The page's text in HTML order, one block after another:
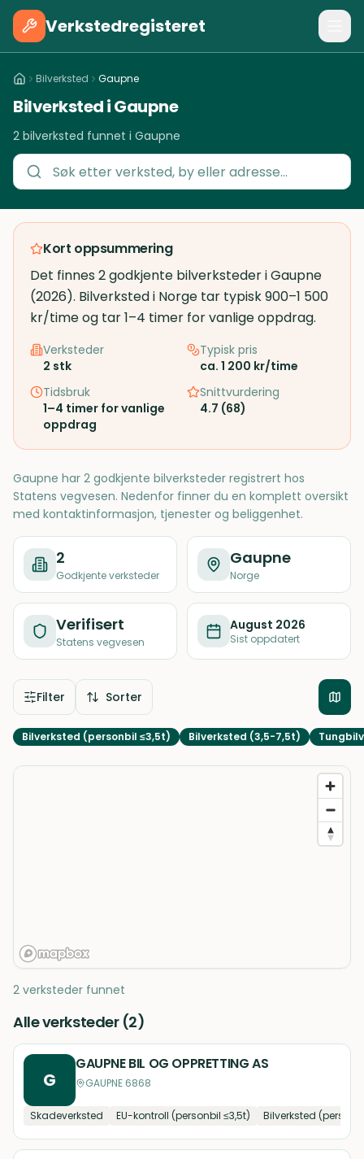
Verkstedregisteret
Bilverksted Gaupne
Bilverksted i Gaupne
2 bilverksted funnet i Gaupne
Kort oppsummering
Det finnes 2 godkjente bilverksteder i Gaupne
(2026). Bilverksted i Norge tar typisk 900–1 500
kr/time og tar 1–4 timer for vanlige oppdrag.
Verksteder
2 stk
Typisk pris
ca. 1 200 kr/time
Tidsbruk
1–4 timer for vanlige
oppdrag
Snittvurdering
4.7 (68)
Gaupne har 2 godkjente bilverksteder registrert hos
Statens vegvesen. Nedenfor finner du en komplett oversikt
med kontaktinformasjon, tjenester og beliggenhet.
2
Godkjente verksteder
Gaupne
Norge
Verifisert
Statens vegvesen
August 2026
Sist oppdatert
Filter Sorter
Bilverksted (personbil ≤3,5t) Bilverksted (3,5-7,5t)
2 verksteder funnet
Alle verksteder (2)
G
GAUPNE BIL OG OPPRETTING AS
GAUPNE 6868
Skadeverksted EU-kontroll (personbil ≤3,5t) Bilverksted